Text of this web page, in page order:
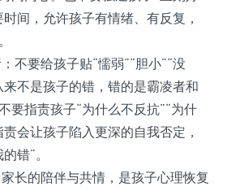
间，允许孩子有情绪、有反复，
不要给孩子贴“懦弱”“胆小”“没
不是孩子的错，错的是霸凌者和
要指责孩子“为什么不反抗”“为什
会让孩子陷入更深的自我否定，
错”。
长的陪伴与共情，是孩子心理恢复